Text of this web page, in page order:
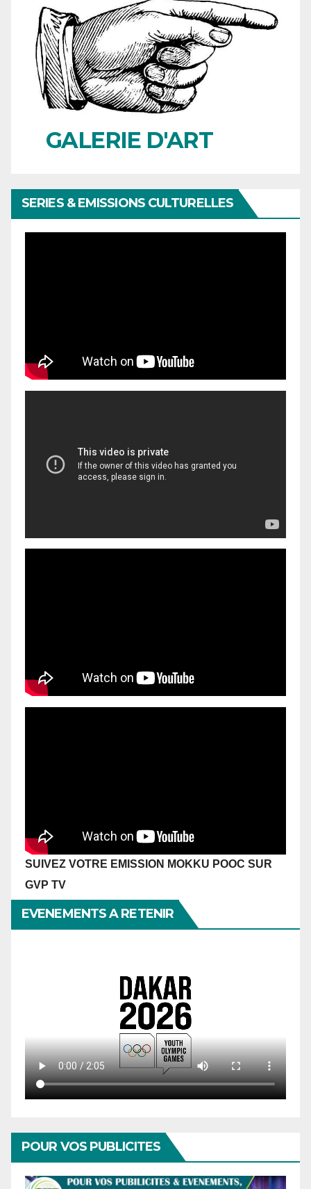
GALERIE D'ART
SERIES & EMISSIONS CULTURELLES
SUIVEZ VOTRE EMISSION MOKKU POOC SUR
GVP TV
EVENEMENTS A RETENIR
POUR VOS PUBLICITES